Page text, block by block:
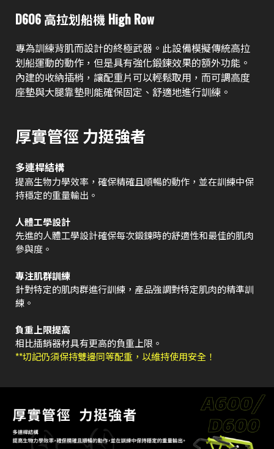
D606 高拉划船機 High Row
專為訓練背肌而設計的終極武器。此設備模擬傳統高拉
划船運動的動作，但是具有強化鍛鍊效果的額外功能。
內建的收納插梢，讓配重片可以輕鬆取用，而可調高度
座墊與大腿靠墊則能確保固定、舒適地進行訓練。
厚實管徑 力挺強者
多連桿結構
提高生物力學效率，確保精確且順暢的動作，並在訓練中保
持穩定的重量輸出。
人體工學設計
先進的人體工學設計確保每次鍛鍊時的舒適性和最佳的肌肉
參與度。
專注肌群訓練
針對特定的肌肉群進行訓練，產品強調對特定肌肉的精準訓
練。
負重上限提高
相比插銷器材具有更高的負重上限。
**切記仍須保持雙邊同等配重，以維持使用安全！